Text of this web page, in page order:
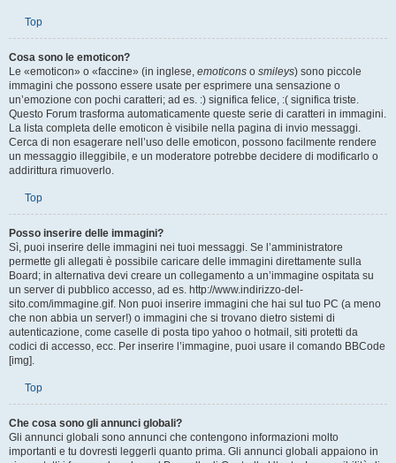
essere sostituita dal BBCode.
Top
Cosa sono le emoticon?
Le «emoticon» o «faccine» (in inglese, emoticonsosmileys) sono piccole
immagini che possono essere usate per esprimere una sensazione o
un’emozione con pochi caratteri; ad es. :) significa felice, :( significa triste.
Questo Forum trasforma automaticamente queste serie di caratteri in immagini.
La lista completa delle emoticon è visibile nella pagina di invio messaggi.
Cerca di non esagerare nell’uso delle emoticon, possono facilmente rendere
addirittura rimuoverlo.
Top
Posso inserire delle immagini?
Sì, puoi inserire delle immagini nei tuoi messaggi. Se l’amministratore
permette gli allegati è possibile caricare delle immagini direttamente sulla
Board; in alternativa devi creare un collegamento a un’immagine ospitata su
un server di pubblico accesso, ad es. http://www.indirizzo-del-
sito.com/immagine.gif. Non puoi inserire immagini che hai sul tuo PC (a meno
che non abbia un server!) o immagini che si trovano dietro sistemi di
autenticazione, come caselle di posta tipo yahoo o hotmail, siti protetti da
[img].
Top
Che cosa sono gli annunci globali?